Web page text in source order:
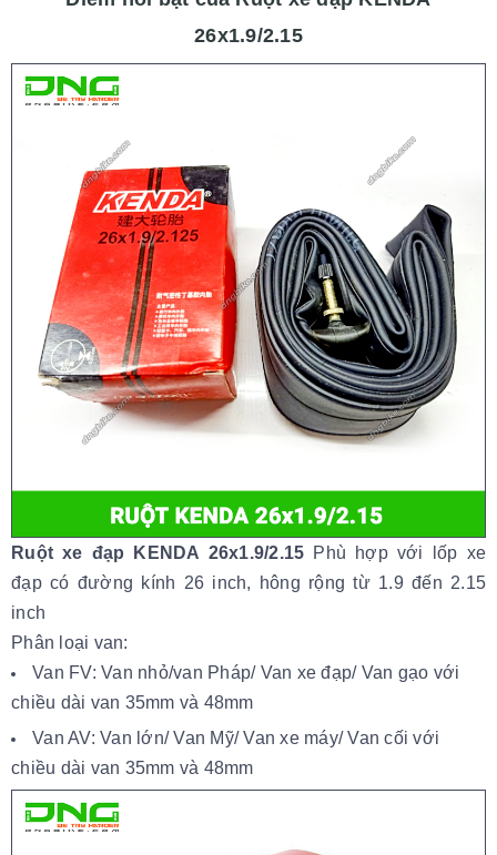
26x1.9/2.15
Ruột xe đạp KENDA 26x1.9/2.15 Phù hợp với lốp xe
đạp có đường kính 26 inch, hông rộng từ 1.9 đến 2.15
inch
Phân loại van:
Van FV: Van nhỏ/van Pháp/ Van xe đạp/ Van gạo với
chiều dài van 35mm và 48mm
Van AV: Van lớn/ Van Mỹ/ Van xe máy/ Van cối với
chiều dài van 35mm và 48mm